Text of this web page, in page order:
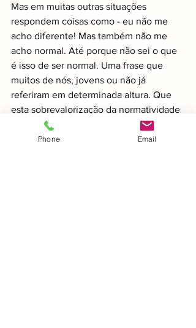
Mas em muitas outras situações
respondem coisas como - eu não me
acho diferente! Mas também não me
acho normal. Até porque não sei o que
é isso de ser normal. Uma frase que
muitos de nós, jovens ou não já
referiram em determinada altura. Que
esta sobrevalorização da normatividade
é excessivamente considerada e que
para além de causar uma maior pressão
Phone Email